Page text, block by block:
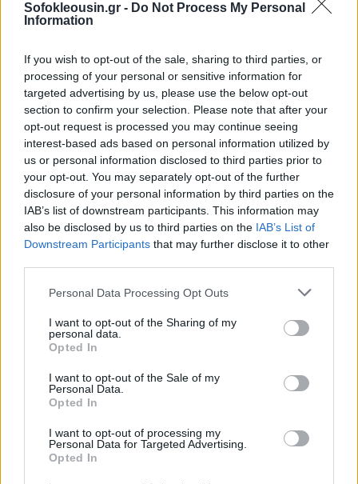
Sofokleousin.gr - Do Not Process My Personal
Information
If you wish to opt-out of the sale, sharing to third parties, or
processing of your personal or sensitive information for
targeted advertising by us, please use the below opt-out
section to confirm your selection. Please note that after your
opt-out request is processed you may continue seeing
interest-based ads based on personal information utilized by
us or personal information disclosed to third parties prior to
your opt-out. You may separately opt-out of the further
disclosure of your personal information by third parties on the
IAB’s list of downstream participants. This information may
also be disclosed by us to third parties on the IAB’s List of
Downstream Participants that may further disclose it to other
Personal Data Processing Opt Outs
I want to opt-out of the Sharing of my
personal data.
Opted In
I want to opt-out of the Sale of my
Personal Data.
Opted In
I want to opt-out of processing my
Personal Data for Targeted Advertising.
Opted In
TECHIN
Γονεϊκότητα την εποχή της AI: Η
αγορά του babytech μετατρέπει τα
βρέφη σε πηγή δεδομένων
Η αγορά των συσκευών παρακολούθησης βρεφών
αναπτύσσεται ταχέως, καθώς όλο και περισσότεροι γονείς
αποκτούν κάμερες, αισθητήρες και εφαρμογές τεχνητής
ΑΓΟΡΈΣ
Η γεωοικονομία
στο γεν: Πώς
αλλάζουν οι
ισορροπίες
ΕΥΖΗΝ
Paramount –
Warner βυθίζει
ΠΟΛΙΤΙΚΉ
κρίσεις, ενώ οι
εξελίξεις...